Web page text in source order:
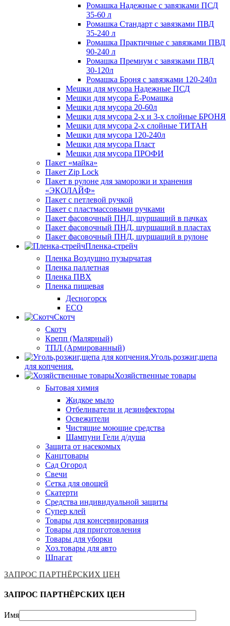
Ромашка Надежные с завязками ПСД
35-60 л
Ромашка Стандарт с завязками ПВД
35-240 л
Ромашка Практичные с завязками ПВД
90-240 л
Ромашка Премиум с завязками ПВД
30-120л
Ромашка Броня с завязками 120-240л
Мешки для мусора Надежные ПСД
Мешки для мусора Ё-Ромашка
Мешки для мусора 20-60л
Мешки для мусора 2-х и 3-х слойные БРОНЯ
Мешки для мусора 2-х слойные ТИТАН
Мешки для мусора 120-240л
Мешки для мусора Пласт
Мешки для мусора ПРОФИ
Пакет «майка»
Пакет Zip Lock
Пакет в рулоне для заморозки и хранения
«ЭКОЛАЙФ»
Пакет с петлевой ручкой
Пакет с пластмассовыми ручками
Пакет фасовочный ПНД, шуршащий в пачках
Пакет фасовочный ПНД, шуршащий в пластах
Пакет фасовочный ПНД, шуршащий в рулоне
Пленка-стрейч
Пленка Воздушно пузырчатая
Пленка паллетная
Пленка ПВХ
Пленка пищевая
Десногорск
ECO
Скотч
Скотч
Крепп (Малярный)
ТПЛ (Армированный)
Уголь,розжиг,щепа
для копчения.
Хозяйственные товары
Бытовая химия
Жидкое мыло
Отбеливатели и дезинфекторы
Освежители
Чистящие моющие средства
Шампуни Гели д/душа
Защита от насекомых
Канцтовары
Сад Огород
Свечи
Сетка для овощей
Скатерти
Средства индивидуальной защиты
Супер клей
Товары для консервирования
Товары для приготовления
Товары для уборки
Хоз.товары для авто
Шпагат
ЗАПРОС ПАРТНЁРСКИХ ЦЕН
ЗАПРОС ПАРТНЁРСКИХ ЦЕН
Имя